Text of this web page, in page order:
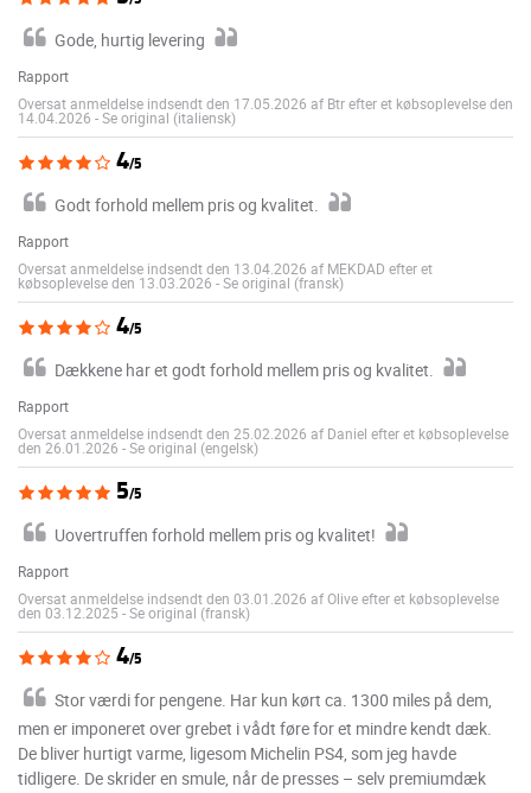
Gode, hurtig levering
Rapport
Oversat anmeldelse indsendt den 17.05.2026 af Btr efter et købsoplevelse den
14.04.2026 -Se original (italiensk)
4/5
Godt forhold mellem pris og kvalitet.
Rapport
Oversat anmeldelse indsendt den 13.04.2026 af MEKDAD efter et
købsoplevelse den 13.03.2026 -Se original (fransk)
4/5
Dækkene har et godt forhold mellem pris og kvalitet.
Rapport
Oversat anmeldelse indsendt den 25.02.2026 af Daniel efter et købsoplevelse
den 26.01.2026 -Se original (engelsk)
5/5
Uovertruffen forhold mellem pris og kvalitet!
Rapport
Oversat anmeldelse indsendt den 03.01.2026 af Olive efter et købsoplevelse
den 03.12.2025 -Se original (fransk)
4/5
Stor værdi for pengene. Har kun kørt ca. 1300 miles på dem,
men er imponeret over grebet i vådt føre for et mindre kendt dæk.
De bliver hurtigt varme, ligesom Michelin PS4, som jeg havde
tidligere. De skrider en smule, når de presses – selv premiumdæk